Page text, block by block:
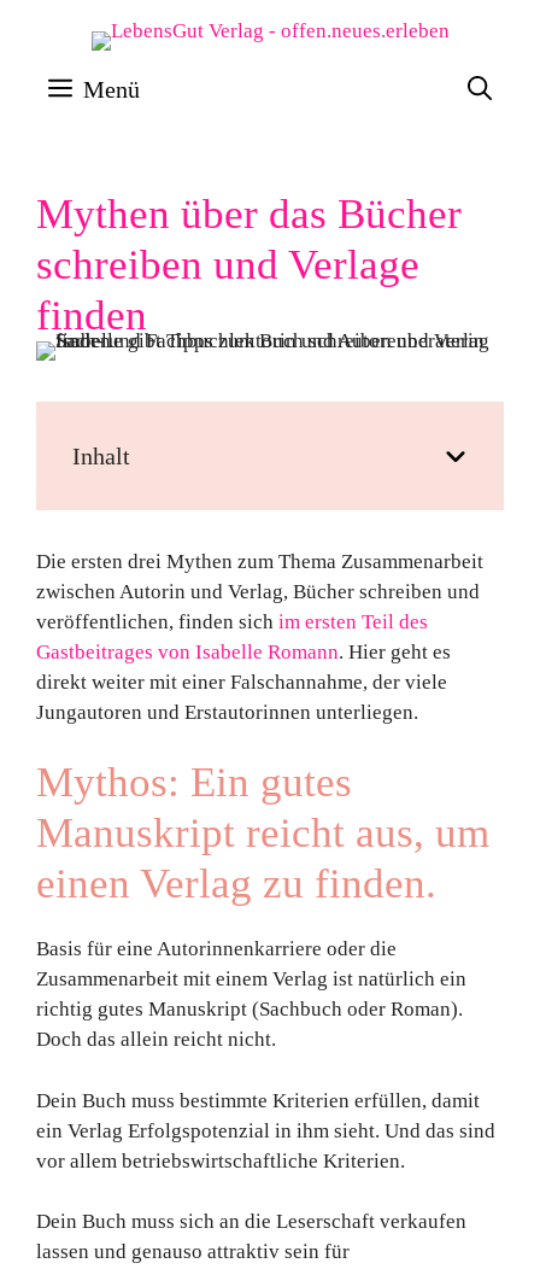
Inhalt
springen
Menü
Mythen über das Bücher
schreiben und Verlage
finden
Inhalt
Die ersten drei Mythen zum Thema Zusammenarbeit
zwischen Autorin und Verlag, Bücher schreiben und
veröffentlichen, finden sich im ersten Teil des
Gastbeitrages von Isabelle Romann. Hier geht es
direkt weiter mit einer Falschannahme, der viele
Jungautoren und Erstautorinnen unterliegen.
Mythos: Ein gutes
Manuskript reicht aus, um
einen Verlag zu finden.
Basis für eine Autorinnenkarriere oder die
Zusammenarbeit mit einem Verlag ist natürlich ein
richtig gutes Manuskript (Sachbuch oder Roman).
Doch das allein reicht nicht.
Dein Buch muss bestimmte Kriterien erfüllen, damit
ein Verlag Erfolgspotenzial in ihm sieht. Und das sind
vor allem betriebswirtschaftliche Kriterien.
Dein Buch muss sich an die Leserschaft verkaufen
lassen und genauso attraktiv sein für